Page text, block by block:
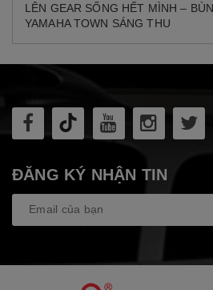
LÊN GEAR SỐNG HẾT MÌNH –
YAMAHA TOWN SÁNG THU
ĐĂNG KÝ NHẬN TIN